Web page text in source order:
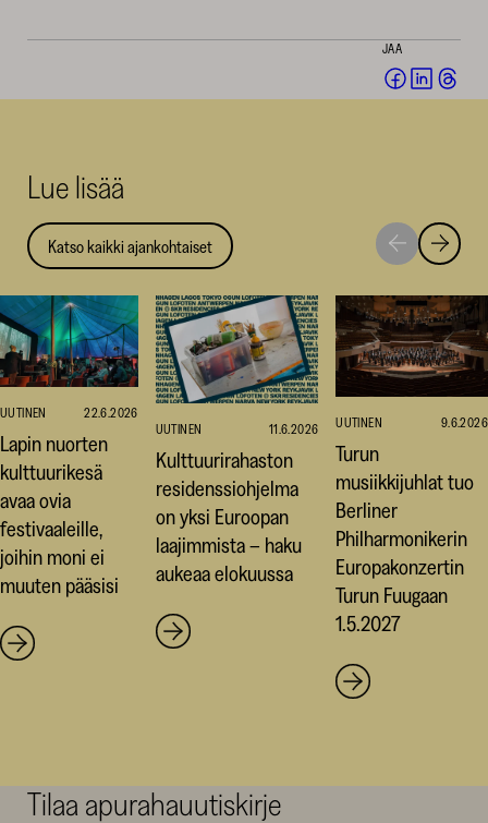
JAA
Jaa Jaa
Lue lisää
Katso kaikki ajankohtaiset
Siirry
seuraavaan
Siirry
UUTINEN 22.6.2026
Lapin nuorten
kulttuurikesä
avaa ovia
festivaaleille,
joihin moni ei
muuten pääsisi
UUTINEN 11.6.2026
Kulttuurirahaston
residenssiohjelma
on yksi Euroopan
laajimmista – haku
aukeaa elokuussa
UUTINEN 9.6.2026
Turun
musiikkijuhlat tuo
Berliner
Philharmonikerin
Europakonzertin
Turun Fuugaan
1.5.2027
Tilaa apurahauutiskirje